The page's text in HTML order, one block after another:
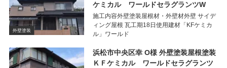
外壁塗装
ケミカル ワールドセラグランツW
施工内容外壁塗装屋根材・外壁材外壁 サイデ
ィング屋根 瓦工期18日使用建材「KFケミカ
ル」ワールド
浜松市中央区幸 O様 外壁塗装屋根塗装
ＫＦケミカル ワールドセラグランツ